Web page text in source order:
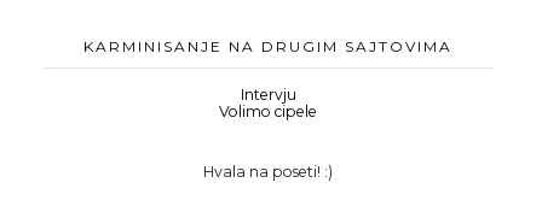
KARMINISANJE NA DRUGIM SAJTOVIMA
Intervju
Volimo cipele
Hvala na poseti! :)